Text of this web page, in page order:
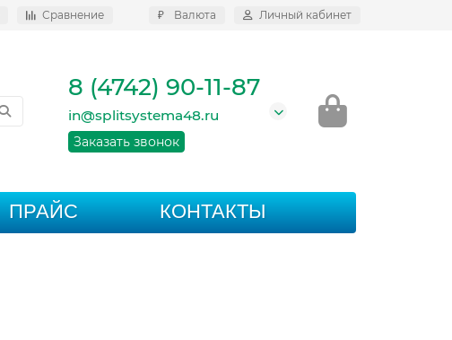
Сравнение ₽ Валюта Личный кабинет
8 (4742) 90-11-87
in@splitsystema48.ru
Заказать звонок
ПРАЙС КОНТАКТЫ